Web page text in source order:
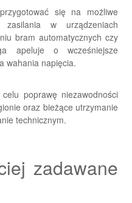
się na możliwe
w urządzeniach
bram automatycznych czy
apeluje o wcześniejsze
wahania napięcia.
poprawę niezawodności
oraz bieżące utrzymanie
technicznym.
zadawane